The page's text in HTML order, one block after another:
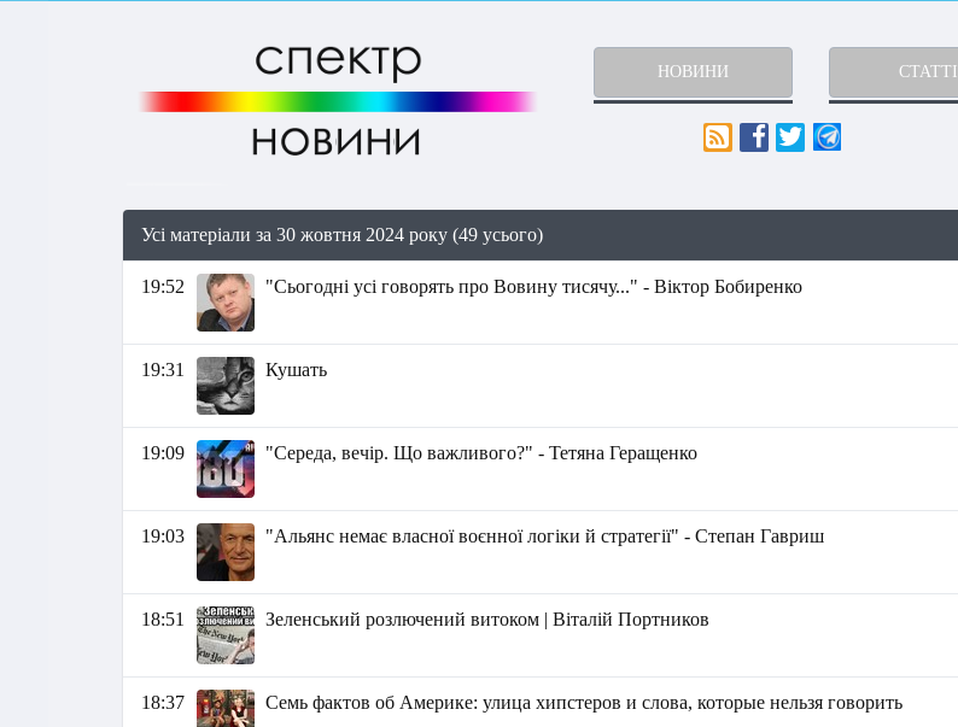
НОВИНИ СТАТТІ
Усі матеріали за 30 жовтня 2024 року (49 усього)
19:52 "Сьогодні усі говорять про Вовину тисячу..." - Віктор Бобиренко
19:31 Кушать
19:09 "Середа, вечір. Що важливого?" - Тетяна Геращенко
19:03 "Альянс немає власної воєнної логіки й стратегії" - Степан Гавриш
18:51 Зеленський розлючений витоком | Віталій Портников
18:37 Семь фактов об Америке: улица хипстеров и слова, которые нельзя говорить